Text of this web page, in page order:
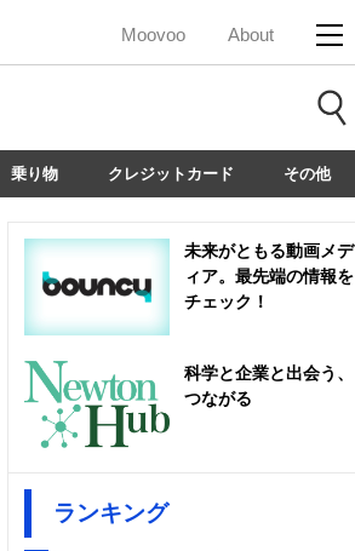
Moovoo About
乗り物 クレジットカード その他
未来がともる動画メデ
ィア。最先端の情報を
チェック！
科学と企業と出会う、
つながる
ランキング